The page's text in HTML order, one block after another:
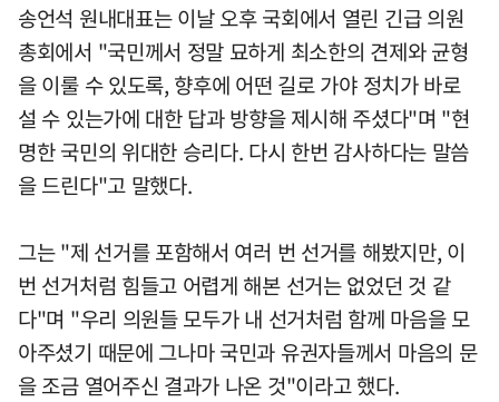
송언석 원내대표는 이날 오후 국회에서 열린 긴급 의원
총회에서 "국민께서 정말 묘하게 최소한의 견제와 균형
을 이룰 수 있도록, 향후에 어떤 길로 가야 정치가 바로
설 수 있는가에 대한 답과 방향을 제시해 주셨다"며 "현
명한 국민의 위대한 승리다. 다시 한번 감사하다는 말씀
을 드린다"고 말했다.
그는 "제 선거를 포함해서 여러 번 선거를 해봤지만, 이
번 선거처럼 힘들고 어렵게 해본 선거는 없었던 것 같
다"며 "우리 의원들 모두가 내 선거처럼 함께 마음을 모
아주셨기 때문에 그나마 국민과 유권자들께서 마음의 문
을 조금 열어주신 결과가 나온 것"이라고 했다.